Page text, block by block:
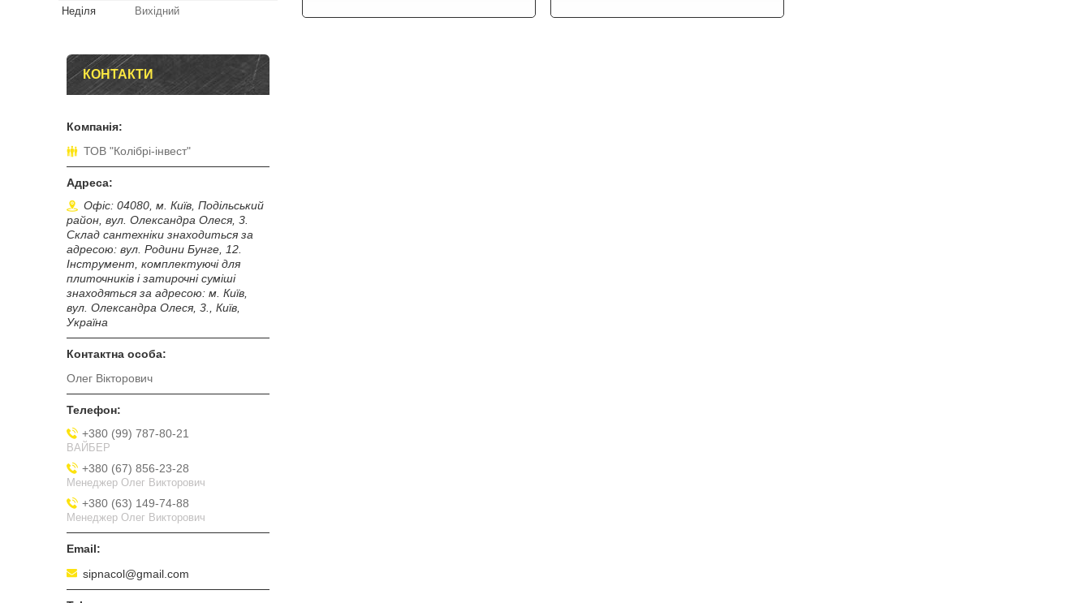
Неділя
Вихідний
КОНТАКТИ
ТОВ "Колібрі-інвест"
Офіс: 04080, м. Київ, Подільський
район, вул. Олександра Олеся, 3.
Склад сантехніки знаходиться за
адресою: вул. Родини Бунге, 12.
Інструмент, комплектуючі для
плиточників і затирочні суміші
знаходяться за адресою: м. Київ,
вул. Олександра Олеся, 3., Київ,
Україна
Олег Вікторович
+380 (99) 787-80-21
ВАЙБЕР
+380 (67) 856-23-28
Менеджер Олег Викторович
+380 (63) 149-74-88
Менеджер Олег Викторович
sipnacol@gmail.com